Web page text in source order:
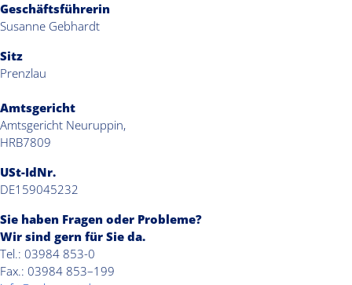
Geschäftsführerin
Susanne Gebhardt
Sitz
Prenzlau
Amtsgericht
Amtsgericht Neuruppin,
HRB7809
USt-IdNr.
DE159045232
Sie haben Fragen oder Probleme?
Wir sind gern für Sie da.
Tel.: 03984 853-0
Fax.: 03984 853–199